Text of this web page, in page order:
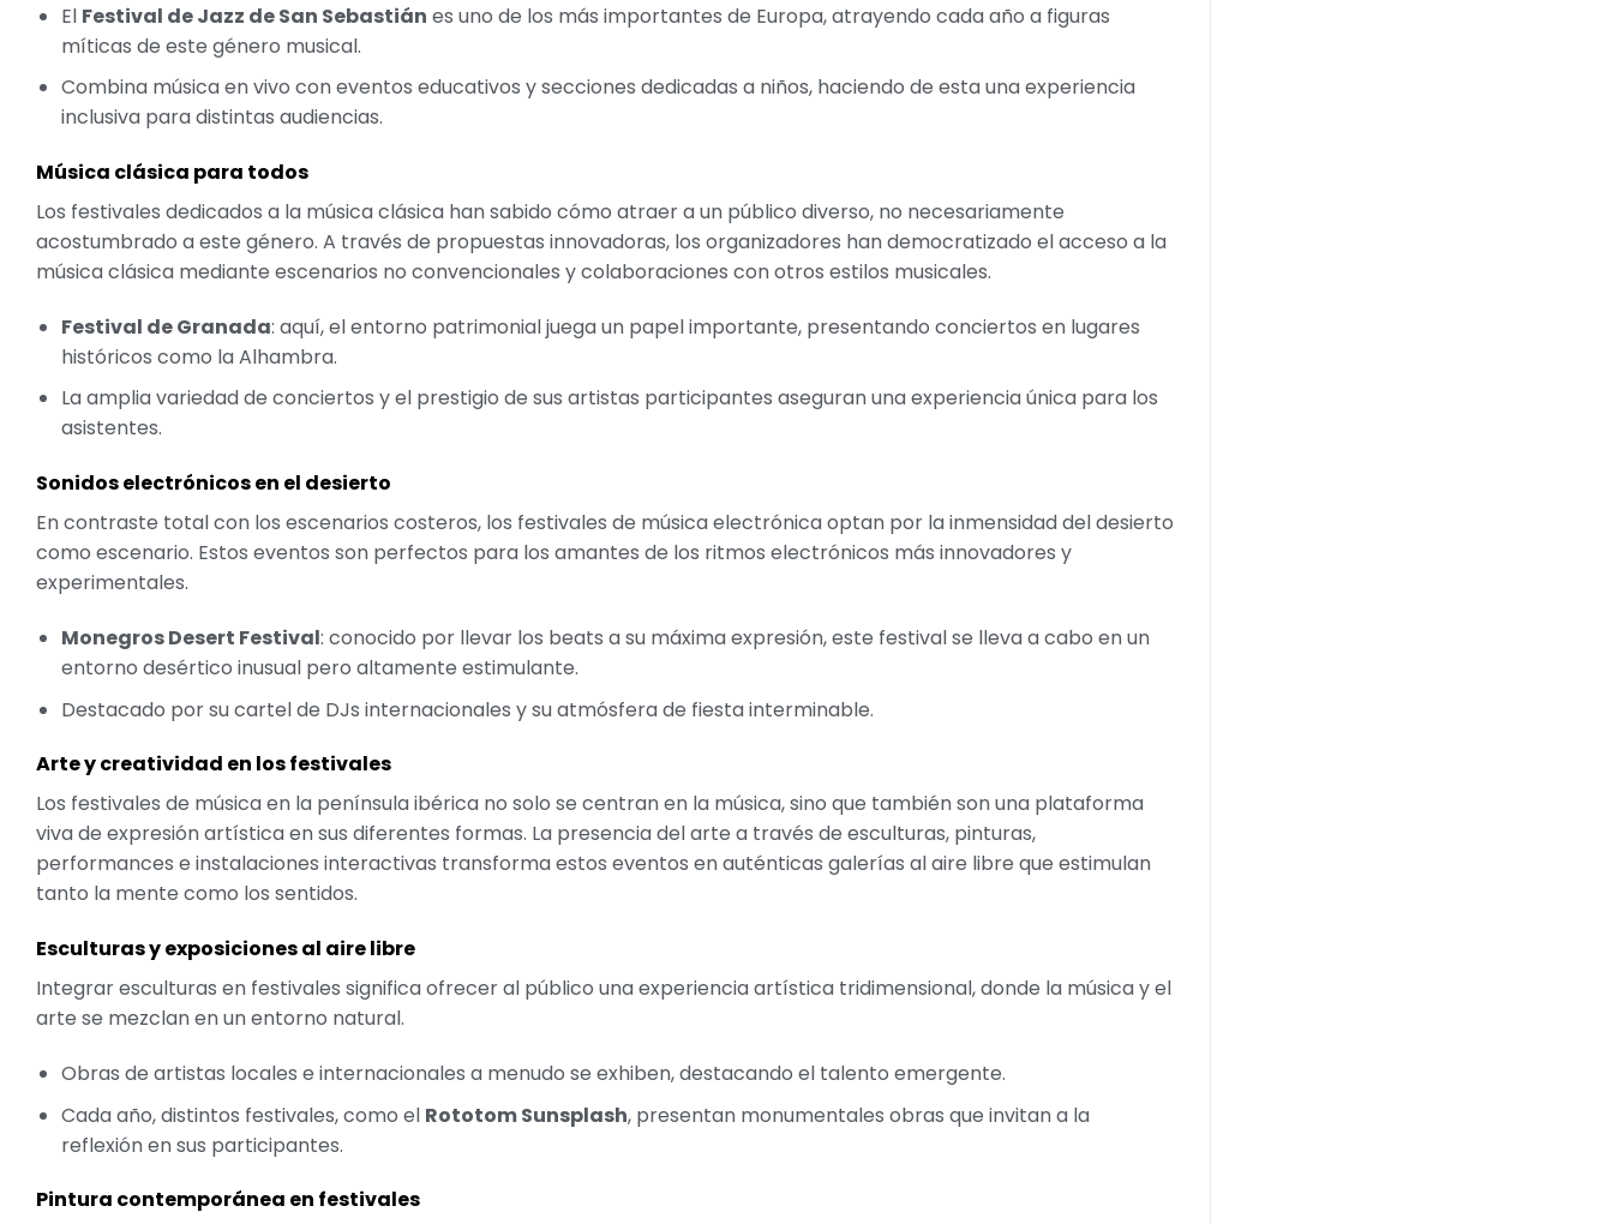
El Festival de Jazz de San Sebastián es uno de los más importantes de Europa, atrayendo cada año a figuras
míticas de este género musical.
Combina música en vivo con eventos educativos y secciones dedicadas a niños, haciendo de esta una experiencia
inclusiva para distintas audiencias.
Música clásica para todos
Los festivales dedicados a la música clásica han sabido cómo atraer a un público diverso, no necesariamente
acostumbrado a este género. A través de propuestas innovadoras, los organizadores han democratizado el acceso a la
música clásica mediante escenarios no convencionales y colaboraciones con otros estilos musicales.
Festival de Granada: aquí, el entorno patrimonial juega un papel importante, presentando conciertos en lugares
históricos como la Alhambra.
La amplia variedad de conciertos y el prestigio de sus artistas participantes aseguran una experiencia única para los
asistentes.
Sonidos electrónicos en el desierto
En contraste total con los escenarios costeros, los festivales de música electrónica optan por la inmensidad del desierto
como escenario. Estos eventos son perfectos para los amantes de los ritmos electrónicos más innovadores y
experimentales.
Monegros Desert Festival: conocido por llevar los beats a su máxima expresión, este festival se lleva a cabo en un
entorno desértico inusual pero altamente estimulante.
Destacado por su cartel de DJs internacionales y su atmósfera de fiesta interminable.
Arte y creatividad en los festivales
Los festivales de música en la península ibérica no solo se centran en la música, sino que también son una plataforma
viva de expresión artística en sus diferentes formas. La presencia del arte a través de esculturas, pinturas,
performances e instalaciones interactivas transforma estos eventos en auténticas galerías al aire libre que estimulan
tanto la mente como los sentidos.
Esculturas y exposiciones al aire libre
Integrar esculturas en festivales significa ofrecer al público una experiencia artística tridimensional, donde la música y el
arte se mezclan en un entorno natural.
Obras de artistas locales e internacionales a menudo se exhiben, destacando el talento emergente.
Cada año, distintos festivales, como el Rototom Sunsplash, presentan monumentales obras que invitan a la
reflexión en sus participantes.
Pintura contemporánea en festivales